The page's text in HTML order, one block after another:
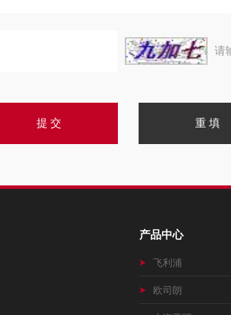
请
产品中心
飞利浦
欧司朗